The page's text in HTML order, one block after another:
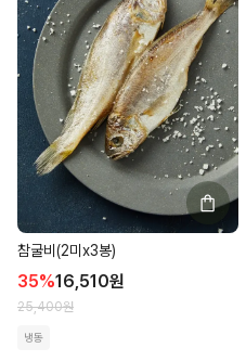
참굴비(2미x3봉)
35%16,510원
25,400원
냉동